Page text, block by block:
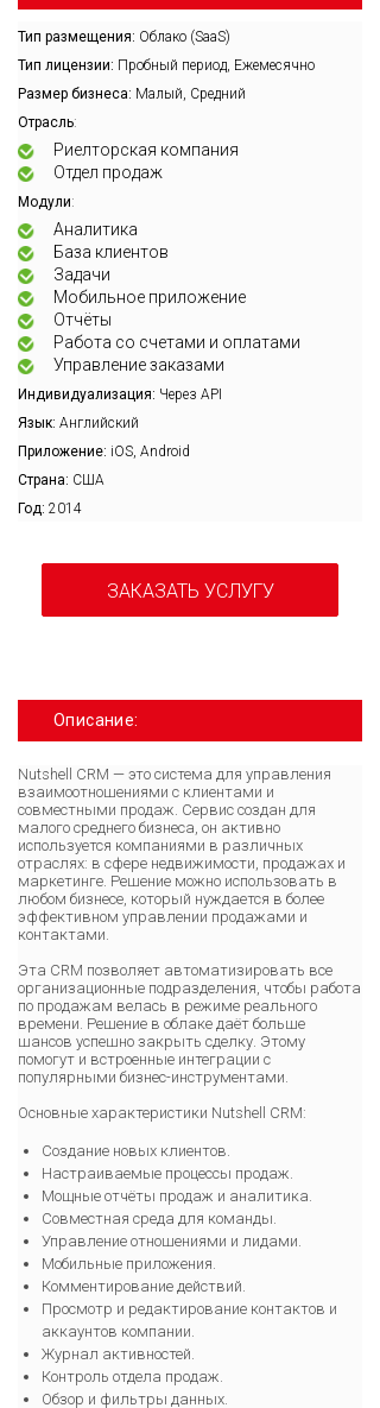
Тип размещения: Облако (SaaS)
Тип лицензии: Пробный период, Ежемесячно
Размер бизнеса: Малый, Средний
Отрасль:
Риелторская компания
Отдел продаж
Модули:
Аналитика
База клиентов
Задачи
Мобильное приложение
Отчёты
Работа со счетами и оплатами
Управление заказами
Индивидуализация: Через API
Язык: Английский
Приложение: iOS, Android
Страна: США
Год: 2014
ЗАКАЗАТЬ УСЛУГУ
Описание:
Nutshell CRM — это система для управления
взаимоотношениями с клиентами и
совместными продаж. Сервис создан для
малого среднего бизнеса, он активно
используется компаниями в различных
отраслях: в сфере недвижимости, продажах и
маркетинге. Решение можно использовать в
любом бизнесе, который нуждается в более
эффективном управлении продажами и
контактами.
Эта CRM позволяет автоматизировать все
организационные подразделения, чтобы работа
по продажам велась в режиме реального
времени. Решение в облаке даёт больше
шансов успешно закрыть сделку. Этому
помогут и встроенные интеграции с
популярными бизнес-инструментами.
Основные характеристики Nutshell CRM:
Создание новых клиентов.
Настраиваемые процессы продаж.
Мощные отчёты продаж и аналитика.
Совместная среда для команды.
Управление отношениями и лидами.
Мобильные приложения.
Комментирование действий.
Просмотр и редактирование контактов и
аккаунтов компании.
Журнал активностей.
Контроль отдела продаж.
Обзор и фильтры данных.